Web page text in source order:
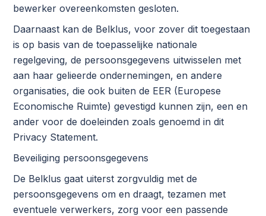
bewerker overeenkomsten gesloten.
Daarnaast kan de Belklus, voor zover dit toegestaan
is op basis van de toepasselijke nationale
regelgeving, de persoonsgegevens uitwisselen met
aan haar gelieerde ondernemingen, en andere
organisaties, die ook buiten de EER (Europese
Economische Ruimte) gevestigd kunnen zijn, een en
ander voor de doeleinden zoals genoemd in dit
Privacy Statement.
Beveiliging persoonsgegevens
De Belklus gaat uiterst zorgvuldig met de
persoonsgegevens om en draagt, tezamen met
eventuele verwerkers, zorg voor een passende